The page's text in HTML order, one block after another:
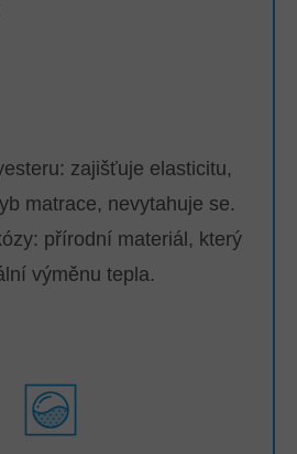
zajišťuje elasticitu,
matrace, nevytahuje se.
přírodní materiál, který
výměnu tepla.